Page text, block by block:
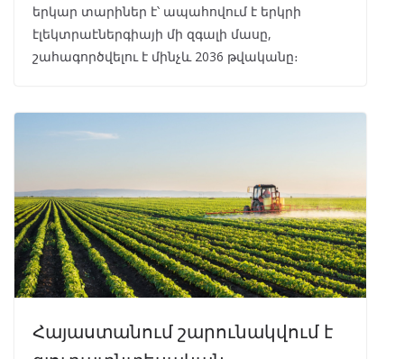
երկար տարիներ է՝ ապահովում է երկրի
էլեկտրաէներգիայի մի զգալի մասը,
շահագործվելու է մինչև 2036 թվականը։
Հայաստանում շարունակվում է